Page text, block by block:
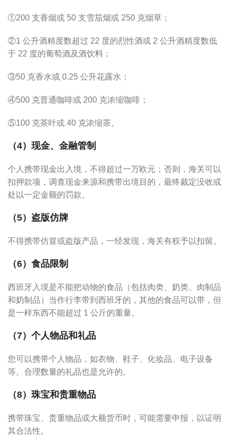
①200 支香烟或 50 支雪茄烟或 250 克烟草；
②1 公升酒精度数超过 22 度的烈性酒或 2 公升酒精度数低
于 22 度的葡萄酒及酒饮料；
③50 克香水或 0.25 公升花露水；
④500 克普通咖啡或 200 克浓缩咖啡；
⑤100 克茶叶或 40 克浓缩茶。
（4）现金、金融管制
个人携带现金出入境，不得超过一万欧元；否则，海关可以
扣押款项，调查现金来源和携带出境目的，最终裁定没收或
处以一定金额的罚款。
（5）盗版仿牌
不得携带仿冒或盗版产品，一经发现，海关有权予以扣留。
（6）食品限制
西班牙入境是不能把动物的食品（包括肉类、奶类、肉制品
和奶制品）当作行李带到西班牙的，其他的食品可以带，但
是一样东西不能超过 1 公斤的重量。
（7）个人物品和礼品
您可以携带个人物品，如衣物、鞋子、化妆品、电子设备
等。合理数量的礼品也是允许的。
（8）珠宝和贵重物品
携带珠宝、贵重物品或大额货币时，可能需要申报，以证明
其合法性。